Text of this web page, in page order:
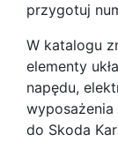
przygotuj
W katalogu
elementy
napędu,
do Skoda